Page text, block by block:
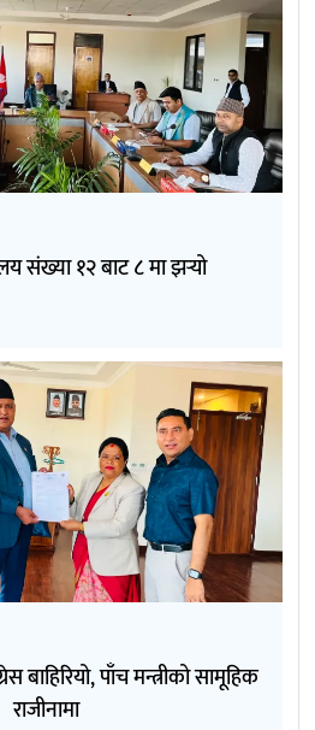
संख्या १२ बाट ८ मा झर्‍यो
बाहिरियो, पाँच मन्त्रीको सामूहिक
राजीनामा